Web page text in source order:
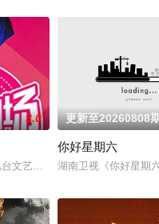
现场票选每期“主题金曲”，最终
目，主打好友围坐、松弛开唱
3.0
文艺节目中心唯一一档日播的“
更新至20260808
你好星期六
湖南卫视《你好星期